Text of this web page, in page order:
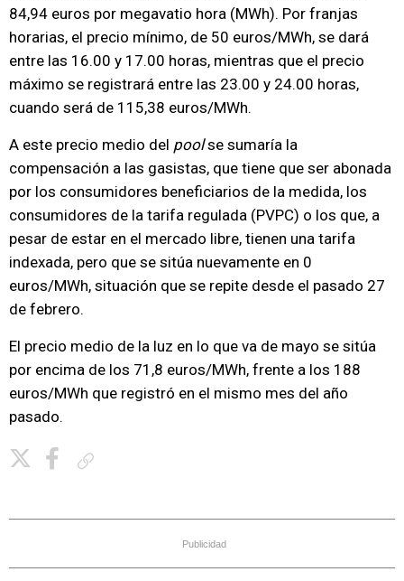
84,94 euros por megavatio hora (MWh). Por franjas
horarias, el precio mínimo, de 50 euros/MWh, se dará
entre las 16.00 y 17.00 horas, mientras que el precio
máximo se registrará entre las 23.00 y 24.00 horas,
cuando será de 115,38 euros/MWh.
A este precio medio del poolse sumaría la
compensación a las gasistas, que tiene que ser abonada
por los consumidores beneficiarios de la medida, los
consumidores de la tarifa regulada (PVPC) o los que, a
pesar de estar en el mercado libre, tienen una tarifa
indexada, pero que se sitúa nuevamente en 0
euros/MWh, situación que se repite desde el pasado 27
de febrero.
El precio medio de la luz en lo que va de mayo se sitúa
por encima de los 71,8 euros/MWh, frente a los 188
euros/MWh que registró en el mismo mes del año
pasado.
Publicidad